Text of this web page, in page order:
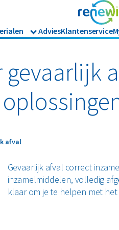
Horeca en recreatie
Industrie
Logistiek
Retail
Zorg
AdviesKlantenservice
afval
afval
Gevaarlijk afval correct
inzamelmiddelen, volledig
klaar om je te helpen met